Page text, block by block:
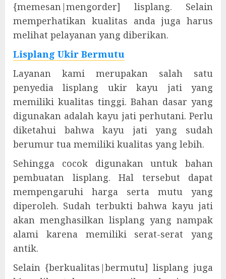
{memesan|mengorder] lisplang. Selain
memperhatikan kualitas anda juga harus
melihat pelayanan yang diberikan.
Lisplang Ukir Bermutu
Layanan kami merupakan salah satu
penyedia lisplang ukir kayu jati yang
memiliki kualitas tinggi. Bahan dasar yang
digunakan adalah kayu jati perhutani. Perlu
diketahui bahwa kayu jati yang sudah
berumur tua memiliki kualitas yang lebih.
Sehingga cocok digunakan untuk bahan
pembuatan lisplang. Hal tersebut dapat
mempengaruhi harga serta mutu yang
diperoleh. Sudah terbukti bahwa kayu jati
akan menghasilkan lisplang yang nampak
alami karena memiliki serat-serat yang
antik.
Selain {berkualitas|bermutu] lisplang juga